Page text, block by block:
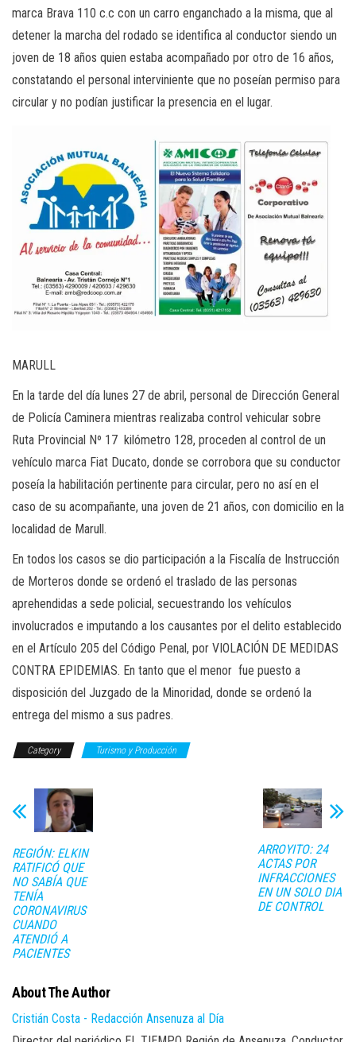
marca Brava 110 c.c con un carro enganchado a la misma, que al
detener la marcha del rodado se identifica al conductor siendo un
joven de 18 años quien estaba acompañado por otro de 16 años,
constatando el personal interviniente que no poseían permiso para
circular y no podían justificar la presencia en el lugar.
MARULL
En la tarde del día lunes 27 de abril, personal de Dirección General
de Policía Caminera mientras realizaba control vehicular sobre
Ruta Provincial Nº 17 kilómetro 128, proceden al control de un
vehículo marca Fiat Ducato, donde se corrobora que su conductor
poseía la habilitación pertinente para circular, pero no así en el
caso de su acompañante, una joven de 21 años, con domicilio en la
localidad de Marull.
En todos los casos se dio participación a la Fiscalía de Instrucción
de Morteros donde se ordenó el traslado de las personas
aprehendidas a sede policial, secuestrando los vehículos
involucrados e imputando a los causantes por el delito establecido
en el Artículo 205 del Código Penal, por VIOLACIÓN DE MEDIDAS
CONTRA EPIDEMIAS. En tanto que el menor fue puesto a
disposición del Juzgado de la Minoridad, donde se ordenó la
entrega del mismo a sus padres.
Category Turismo y Producción
REGIÓN: ELKIN
RATIFICÓ QUE
NO SABÍA QUE
TENÍA
CORONAVIRUS
CUANDO
ATENDIÓ A
PACIENTES
ARROYITO: 24
ACTAS POR
INFRACCIONES
EN UN SOLO DIA
DE CONTROL
About The Author
Cristián Costa - Redacción Ansenuza al Día